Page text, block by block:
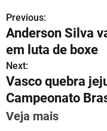
at
s
A
p
p
gr
a
m
c
e
b
o
o
P
o
s
t
n
Previous:
Anderson Silva
em luta de boxe
Next:
Vasco quebra
Campeonato
Veja mais